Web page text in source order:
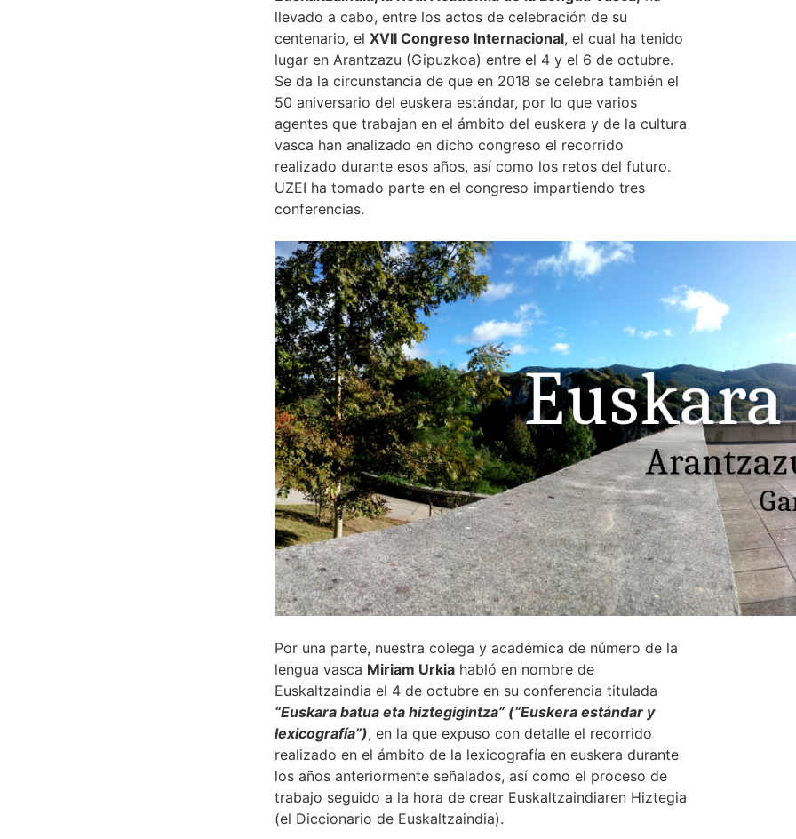
llevado a cabo, entre los actos de celebración de su
centenario, el XVII Congreso Internacional, el cual ha tenido
lugar en Arantzazu (Gipuzkoa) entre el 4 y el 6 de octubre.
Se da la circunstancia de que en 2018 se celebra también el
50 aniversario del euskera estándar, por lo que varios
agentes que trabajan en el ámbito del euskera y de la cultura
vasca han analizado en dicho congreso el recorrido
realizado durante esos años, así como los retos del futuro.
UZEI ha tomado parte en el congreso impartiendo tres
conferencias.
Por una parte, nuestra colega y académica de número de la
lengua vasca Miriam Urkiahabló en nombre de
Euskaltzaindia el 4 de octubre en su conferencia titulada
“Euskara batua eta hiztegigintza” (“Euskera estándar y
lexicografía”), en la que expuso con detalle el recorrido
realizado en el ámbito de la lexicografía en euskera durante
los años anteriormente señalados, así como el proceso de
trabajo seguido a la hora de crear Euskaltzaindiaren Hiztegia
(el Diccionario de Euskaltzaindia).